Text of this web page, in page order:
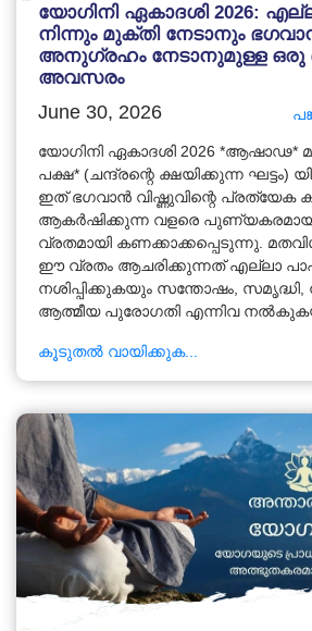
യോഗിനി ഏകാദശി 2026:
നിന്നും മുക്തി നേടാനും
അനുഗ്രഹം നേടാനുമുള്ള ഒരു
അവസരം
June 30, 2026
യോഗിനി ഏകാദശി 2026 *ആഷാഢ*
പക്ഷ* (ചന്ദ്രന്റെ ക്ഷയിക്കുന്ന ഘട്ടം)
ഇത് ഭഗവാൻ വിഷ്ണുവിന്റെ പ്രത്യേക
ആകർഷിക്കുന്ന വളരെ
വ്രതമായി കണക്കാക്കപ്പെടുന്നു.
ഈ വ്രതം ആചരിക്കുന്നത് എല്ലാ
നശിപ്പിക്കുകയും സന്തോഷം,
ആത്മീയ പുരോഗതി എന്നിവ
കൂടുതൽ വായിക്കുക...